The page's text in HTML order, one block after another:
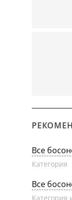
Все
Категория
Все
Категория